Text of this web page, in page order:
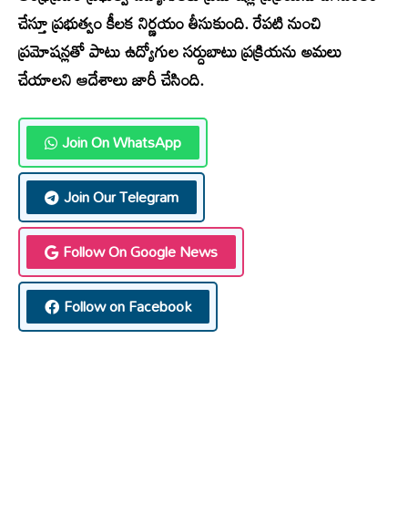
చేస్తూ ప్రభుత్వం కీలక నిర్ణయం తీసుకుంది. రేపటి నుంచి
ప్రమోషన్లతో పాటు ఉద్యోగుల సర్దుబాటు ప్రక్రియను అమలు
చేయాలని ఆదేశాలు జారీ చేసింది.
Join On WhatsApp
Join Our Telegram
Follow On Google News
Follow on Facebook